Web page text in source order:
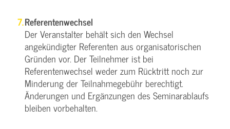
Referentenwechsel
Der Veranstalter behält sich den Wechsel
angekündigter Referenten aus organisatorischen
Gründen vor. Der Teilnehmer ist bei
Referentenwechsel weder zum Rücktritt noch zur
Minderung der Teilnahmegebühr berechtigt.
Änderungen und Ergänzungen des Seminarablaufs
bleiben vorbehalten.